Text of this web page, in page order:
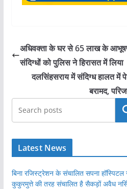
अधिवक्ता के घर से 65 लाख के आभूषण
संदिग्धों को पुलिस ने हिरासत में लिया
दलसिंहसराय में संदिग्ध हालत में
बरामद,
Latest News
बिना रजिस्ट्रेशन के संचालित सपना
कुकुरमुत्ते की तरह संचालित है सैकड़ों अवैध